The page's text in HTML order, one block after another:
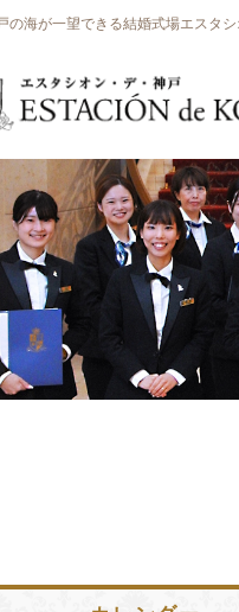
の海が一望できる結婚式場エスタ